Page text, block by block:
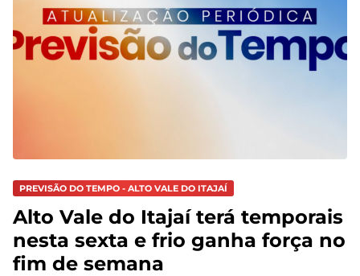
PREVISÃO DO TEMPO - ALTO VALE DO ITAJAÍ
Alto Vale do Itajaí terá temporais
nesta sexta e frio ganha força no
fim de semana